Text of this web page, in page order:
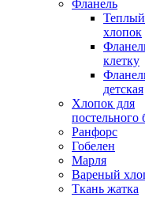
Фланель
Теплый
хлопок
клетку
детская
Хлопок для
постельного
Ранфорс
Гобелен
Марля
Вареный
Ткань жатка